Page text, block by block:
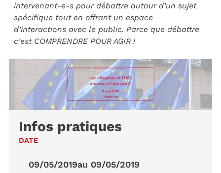
intervenant-e-s pour débattre autour d’un sujet
spécifique tout en offrant un espace
d’interactions avec le public. Parce que débattre
c’est COMPRENDRE POUR AGIR !
Infos pratiques
DATE
09/05/2019au 09/05/2019